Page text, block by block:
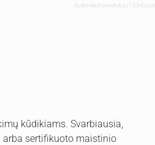
liudmilachernetska | 123rf.com
kūdikiams. Svarbiausia,
arba sertifikuoto maistinio